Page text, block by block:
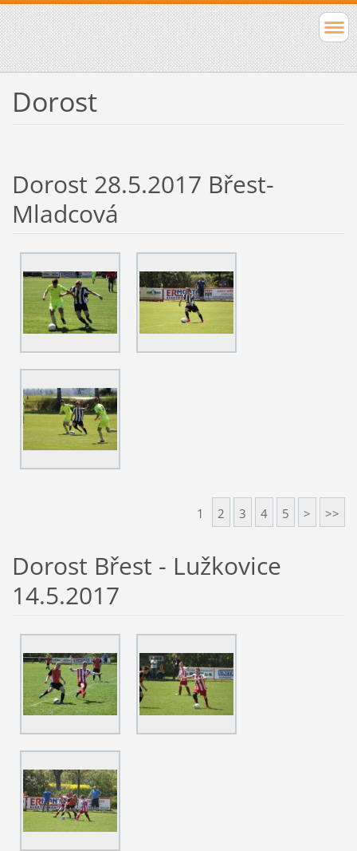
Dorost
Dorost 28.5.2017 Břest-
Mladcová
1 2 3 4 5 > >>
Dorost Břest - Lužkovice
14.5.2017